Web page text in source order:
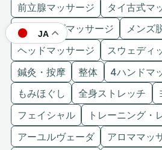
前立腺マッサージ
タイ古式マ
バリニーズマッサージ
メンズ
ヘッドマッサージ
スウェディ
鍼灸・按摩
整体
4ハンドマ
もみほぐし
全身ストレッチ
フェイシャル
トレーニング・
アーユルヴェーダ
アロママッ
JA